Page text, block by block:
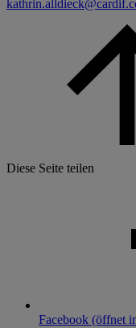
Diese Seite teilen
Facebook (öffnet